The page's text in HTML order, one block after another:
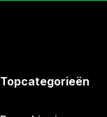
Topcategorieën